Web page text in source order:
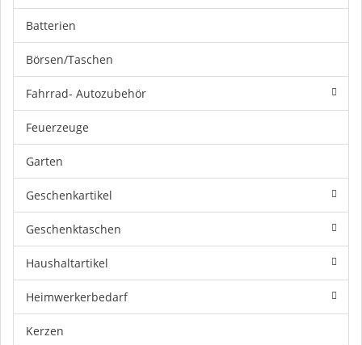
Batterien
Börsen/Taschen
Fahrrad- Autozubehör
Feuerzeuge
Garten
Geschenkartikel
Geschenktaschen
Haushaltartikel
Heimwerkerbedarf
Kerzen